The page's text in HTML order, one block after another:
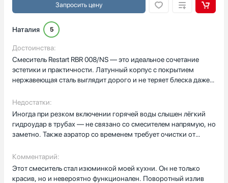
Запросить цену
Наталия 5
Достоинства:
Смеситель Restart RBR 008/NS — это идеальное сочетание
эстетики и практичности. Латунный корпус с покрытием
нержавеющая сталь выглядит дорого и не теряет блеска даже
функция поворотного излива — можно легко направить струю
в любую точку мойки, что невероятно удобно при мытье
крупной посуды или наполнении кастрюль. Аэратор
обеспечивает мягкий, но мощный поток воды без
разбрызгивания. Управление одним рычагом плавное и
мокрыми руками. Картридж керамический — никаких
подтёков и протечек за полгода использования.
Недостатки:
Иногда при резком включении горячей воды слышен лёгкий
гидроудар в трубах — не связано со смесителем напрямую, но
заметно. Также аэратор со временем требует очистки от
Комментарий:
Этот смеситель стал изюминкой моей кухни. Он не только
красив, но и невероятно функционален. Поворотный излив